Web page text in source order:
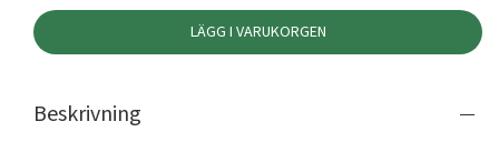
LÄGG I VARUKORGEN
Beskrivning